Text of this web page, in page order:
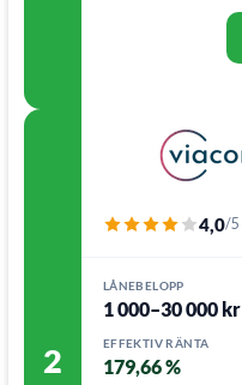
2
4,0/5
LÅNEBELOPP
1 000–30 000 kr
EFFEKTIV RÄNTA
179,66 %